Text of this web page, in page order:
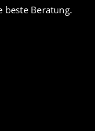
beste Beratung.